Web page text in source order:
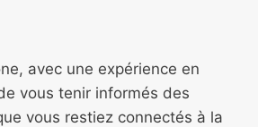
avec une expérience en
vous tenir informés des
vous restiez connectés à la